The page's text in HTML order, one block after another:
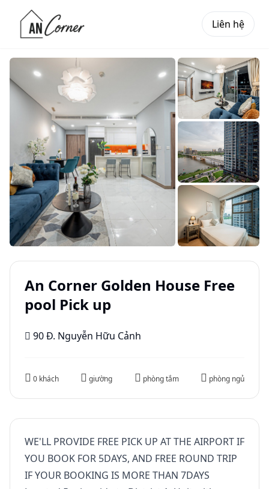
Liên hệ
An Corner Golden House Free
pool Pick up
90 Đ. Nguyễn Hữu Cảnh
0 khách giường phòng tắm phòng ngủ
WE'LL PROVIDE FREE PICK UP AT THE AIRPORT IF
YOU BOOK FOR 5DAYS, AND FREE ROUND TRIP
IF YOUR BOOKING IS MORE THAN 7DAYS